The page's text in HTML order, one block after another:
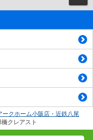
クホーム小阪店・近鉄八尾
クレアスト